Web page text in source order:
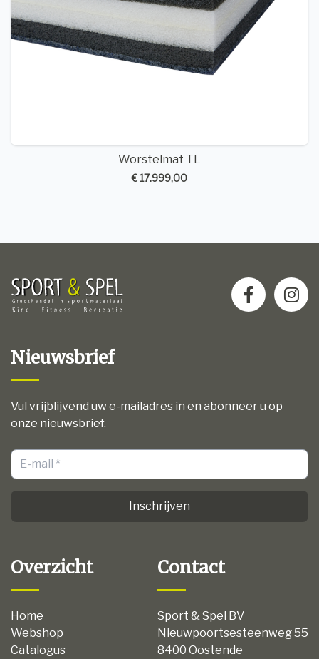
Worstelmat TL
€ 17.999,00
Nieuwsbrief
Vul vrijblijvend uw e-mailadres in en abonneer u op
onze nieuwsbrief.
Inschrijven
Overzicht
Home
Webshop
Catalogus
Contact
Sport & Spel BV
Nieuwpoortsesteenweg 55
8400 Oostende